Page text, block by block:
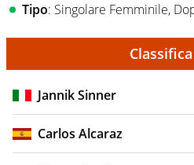
Tipo: Singolare Femminile,
Jannik Sinner
Carlos Alcaraz